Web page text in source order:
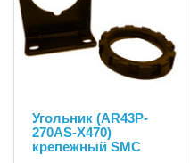
Угольник (AR43P-
270AS-X470)
крепежный SMC